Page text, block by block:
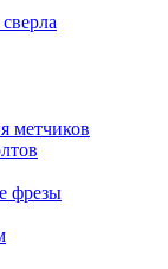
метчиков
фрезы